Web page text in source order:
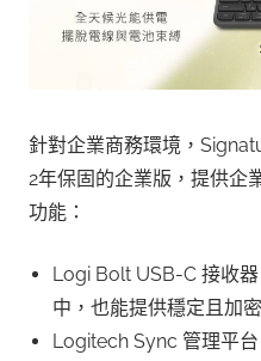
針對企業商務環境，
2年保固的企業版，提供企
功能：
Logi Bolt USB-C 接收
中，也能提供穩定且加
Logitech Sync 管理平